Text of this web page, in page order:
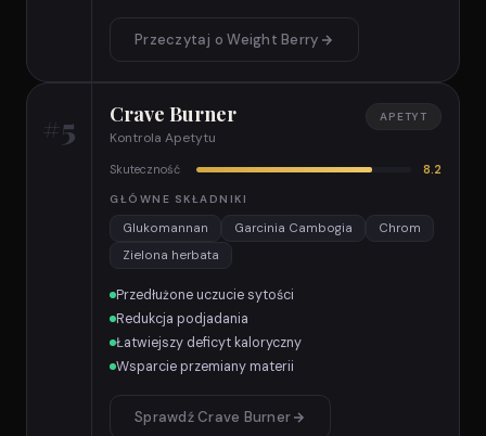
Przeczytaj o Weight Berry
#5 Crave Burner
Kontrola Apetytu
APETYT
Skuteczność 8.2
GŁÓWNE SKŁADNIKI
Glukomannan Garcinia Cambogia
Chrom
Zielona herbata
Przedłużone uczucie sytości
Redukcja podjadania
Łatwiejszy deficyt kaloryczny
Wsparcie przemiany materii
Sprawdź Crave Burner